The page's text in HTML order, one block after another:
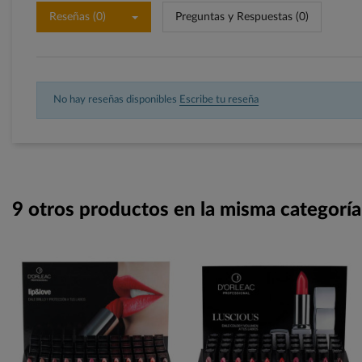
Reseñas (0) Preguntas y Respuestas (0)
No hay reseñas disponibles Escribe tu reseña
9 otros productos en la misma